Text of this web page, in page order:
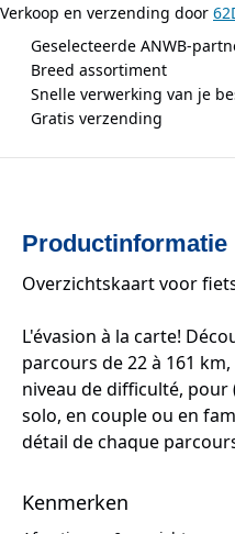
Verkoop en verzending door
Geselecteerde ANWB-
Breed assortiment
Snelle verwerking van je
Gratis verzending
Productinformatie
Overzichtskaart voor
L'évasion à la carte!
parcours de 22 à 161
niveau de difficulté, pour
solo, en couple ou en
détail de chaque
les parcours ou à
Kenmerken